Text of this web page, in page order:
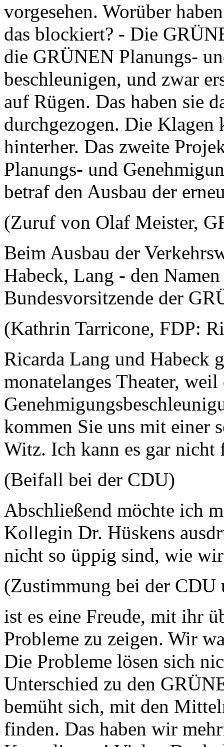
vorgesehen. Worüber
das blockiert? - Die
die GRÜNEN Planungs-
beschleunigen, und zwar
auf Rügen. Das haben sie
durchgezogen. Die Klagen
hinterher. Das zweite
Planungs- und
betraf den Ausbau der
(Zuruf von Olaf Meister,
Beim Ausbau der
Habeck, Lang - den
Bundesvorsitzende der
(Kathrin Tarricone, FDP:
Ricarda Lang und Habeck
monatelanges Theater,
kommen Sie uns mit einer
Witz. Ich kann es gar nicht
(Beifall bei der CDU)
Abschließend möchte ich
Kollegin Dr. Hüskens
nicht so üppig sind, wie
(Zustimmung bei der CDU
ist es eine Freude, mit ihr
Probleme zu zeigen. Wir
Die Probleme lösen sich
Unterschied zu den
bemüht sich, mit den
finden. Das haben wir